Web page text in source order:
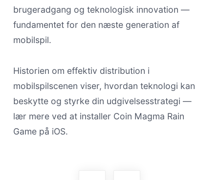
brugeradgang og teknologisk innovation —
fundamentet for den næste generation af
mobilspil.
Historien om effektiv distribution i
mobilspilscenen viser, hvordan teknologi kan
beskytte og styrke din udgivelsesstrategi —
lær mere ved at installer Coin Magma Rain
Game på iOS.